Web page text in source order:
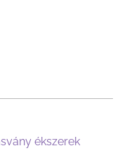
ékszerek